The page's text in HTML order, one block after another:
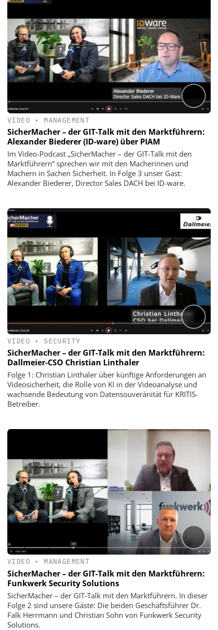
VIDEO • MANAGEMENT
SicherMacher – der GIT‑Talk mit den Marktführern:
Alexander Biederer (ID-ware) über PIAM
Im Video-Podcast „SicherMacher – der GIT-Talk mit den
Marktführern“ sprechen wir mit den Macherinnen und
Machern in Sachen Sicherheit. In Folge 3 unser Gast:
Alexander Biederer, Director Sales DACH bei ID-ware.
VIDEO • SECURITY
SicherMacher – der GIT‑Talk mit den Marktführern:
Dallmeier-CSO Christian Linthaler
Folge 1: Christian Linthaler über künftige Anforderungen an
Videosicherheit, die Rolle von KI in der Videoanalyse und
wachsende Bedeutung von Datensouveränität für KRITIS-
Betreiber.
VIDEO • MANAGEMENT
SicherMacher – der GIT-Talk mit den Marktführern:
Funkwerk Security Solutions
SicherMacher – der GIT‑Talk mit den Marktführern. In dieser
Folge 2 sind unsere Gäste: Die beiden Geschäftsführer Dr.
Falk Herrmann und Christian Sohn von Funkwerk Security
Solutions.